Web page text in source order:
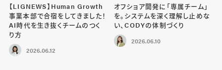
【LIGNEWS】Human Growth
事業本部で合宿をしてきました！
AI時代を生き抜くチームのつく
り方
2026.06.12
オフショア開発に「専属チーム」
を。システムを深く理解し止めな
い、CODYの体制づくり
2026.06.10